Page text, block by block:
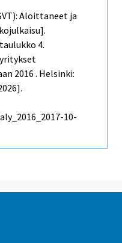
Aloittaneet ja
4.
2016 . Helsinki:
10-